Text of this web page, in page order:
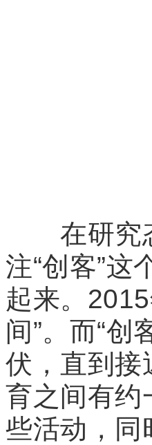
在研究态
注“创客”
起来。
间”。而“创
伏，直到接
育之间有约
些活动，同